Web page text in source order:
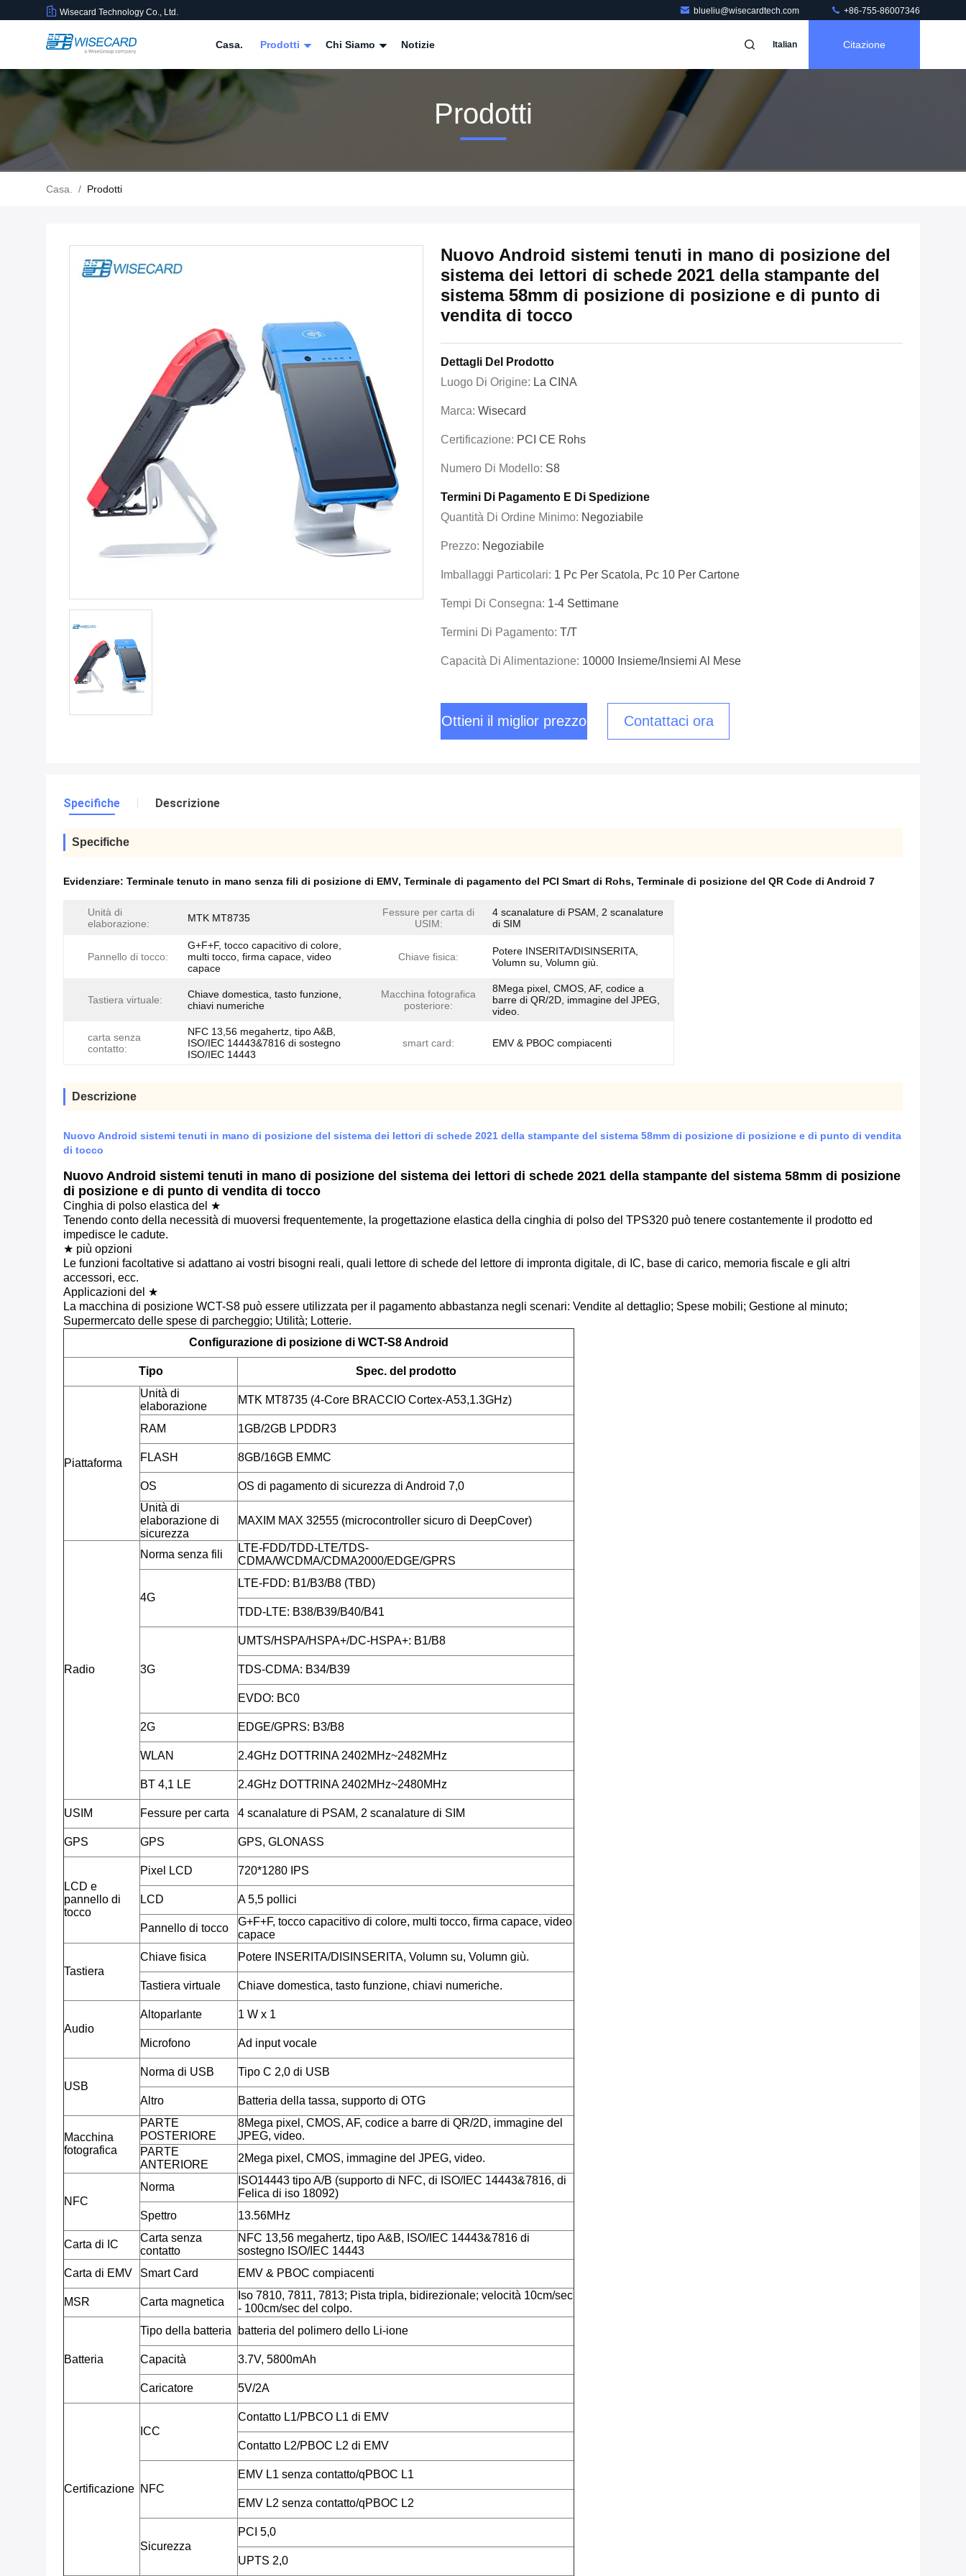
Wisecard Technology Co., Ltd. blueliu@wisecardtech.com +86-755-86007346
Casa. Prodotti Chi Siamo Notizie Italian Citazione
Prodotti
Casa. / Prodotti
Nuovo Android sistemi tenuti in mano di posizione del
sistema dei lettori di schede 2021 della stampante del
sistema 58mm di posizione di posizione e di punto di
vendita di tocco
Dettagli Del Prodotto
Luogo Di Origine: La CINA
Marca: Wisecard
Certificazione: PCI CE Rohs
Numero Di Modello: S8
Termini Di Pagamento E Di Spedizione
Quantità Di Ordine Minimo: Negoziabile
Prezzo: Negoziabile
Imballaggi Particolari: 1 Pc Per Scatola, Pc 10 Per Cartone
Tempi Di Consegna: 1-4 Settimane
Termini Di Pagamento: T/T
Capacità Di Alimentazione: 10000 Insieme/insiemi Al Mese
Ottieni il miglior prezzo Contattaci ora
Specifiche Descrizione
Specifiche
Evidenziare: Terminale tenuto in mano senza fili di posizione di EMV, Terminale di pagamento del PCI Smart di Rohs, Terminale di posizione del QR Code di Android 7
Unità di
elaborazione:
MTK MT8735
Fessure per carta di
USIM:
4 scanalature di PSAM, 2 scanalature
di SIM
Pannello di tocco:
G+F+F, tocco capacitivo di colore,
multi tocco, firma capace, video
capace
Chiave fisica:
Potere INSERITA/DISINSERITA,
Volumn su, Volumn giù.
Tastiera virtuale:
Chiave domestica, tasto funzione,
chiavi numeriche
Macchina fotografica
posteriore:
8Mega pixel, CMOS, AF, codice a
barre di QR/2D, immagine del JPEG,
video.
carta senza
contatto:
NFC 13,56 megahertz, tipo A&B,
ISO/IEC 14443&7816 di sostegno
ISO/IEC 14443
smart card: EMV & PBOC compiacenti
Descrizione
Nuovo Android sistemi tenuti in mano di posizione del sistema dei lettori di schede 2021 della stampante del sistema 58mm di posizione di posizione e di punto di vendita
di tocco
Nuovo Android sistemi tenuti in mano di posizione del sistema dei lettori di schede 2021 della stampante del sistema 58mm di posizione
di posizione e di punto di vendita di tocco
Cinghia di polso elastica del ★
Tenendo conto della necessità di muoversi frequentemente, la progettazione elastica della cinghia di polso del TPS320 può tenere costantemente il prodotto ed
impedisce le cadute.
★ più opzioni
Le funzioni facoltative si adattano ai vostri bisogni reali, quali lettore di schede del lettore di impronta digitale, di IC, base di carico, memoria fiscale e gli altri
accessori, ecc.
Applicazioni del ★
La macchina di posizione WCT-S8 può essere utilizzata per il pagamento abbastanza negli scenari: Vendite al dettaglio; Spese mobili; Gestione al minuto;
Supermercato delle spese di parcheggio; Utilità; Lotterie.
Configurazione di posizione di WCT-S8 Android
Tipo Spec. del prodotto
Piattaforma
Unità di
elaborazione
MTK MT8735 (4-Core BRACCIO Cortex-A53,1.3GHz)
RAM 1GB/2GB LPDDR3
FLASH 8GB/16GB EMMC
OS
OS di pagamento di sicurezza di Android 7,0
Unità di
elaborazione di
sicurezza
MAXIM MAX 32555 (microcontroller sicuro di DeepCover)
Radio
Norma senza fili
LTE-FDD/TDD-LTE/TDS-
CDMA/WCDMA/CDMA2000/EDGE/GPRS
4G
LTE-FDD: B1/B3/B8 (TBD)
TDD-LTE: B38/B39/B40/B41
3G
UMTS/HSPA/HSPA+/DC-HSPA+: B1/B8
TDS-CDMA: B34/B39
EVDO: BC0
2G EDGE/GPRS: B3/B8
WLAN 2.4GHz DOTTRINA 2402MHz~2482MHz
BT 4,1 LE 2.4GHz DOTTRINA 2402MHz~2480MHz
USIM Fessure per carta 4 scanalature di PSAM, 2 scanalature di SIM
GPS GPS GPS, GLONASS
LCD e
pannello di
tocco
Pixel LCD 720*1280 IPS
LCD A 5,5 pollici
Pannello di tocco
G+F+F, tocco capacitivo di colore, multi tocco, firma capace, video
capace
Tastiera
Chiave fisica Potere INSERITA/DISINSERITA, Volumn su, Volumn giù.
Tastiera virtuale Chiave domestica, tasto funzione, chiavi numeriche.
Audio
Altoparlante 1 W x 1
Microfono Ad input vocale
USB
Norma di USB Tipo C 2,0 di USB
Altro Batteria della tassa, supporto di OTG
Macchina
fotografica
PARTE
POSTERIORE
8Mega pixel, CMOS, AF, codice a barre di QR/2D, immagine del
JPEG, video.
PARTE
ANTERIORE
2Mega pixel, CMOS, immagine del JPEG, video.
NFC
Norma
ISO14443 tipo A/B (supporto di NFC, di ISO/IEC 14443&7816, di
Felica di iso 18092)
Spettro
13.56MHz
Carta di IC
Carta senza
contatto
NFC 13,56 megahertz, tipo A&B, ISO/IEC 14443&7816 di
sostegno ISO/IEC 14443
Carta di EMV
Smart Card EMV & PBOC compiacenti
MSR Carta magnetica
Iso 7810, 7811, 7813; Pista tripla, bidirezionale; velocità 10cm/sec
- 100cm/sec del colpo.
Batteria
Tipo della batteria batteria del polimero dello Li-ione
Capacità 3.7V, 5800mAh
Caricatore 5V/2A
Certificazione
ICC
Contatto L1/PBCO L1 di EMV
Contatto L2/PBOC L2 di EMV
NFC
EMV L1 senza contatto/qPBOC L1
EMV L2 senza contatto/qPBOC L2
Sicurezza
PCI 5,0
UPTS 2,0